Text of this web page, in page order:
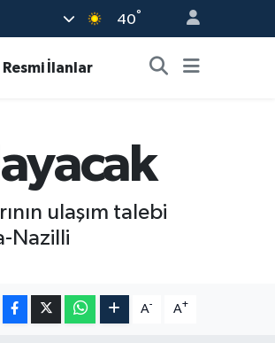
40°
Resmi İlanlar
ulaşım talebi
Nazilli
A- A+